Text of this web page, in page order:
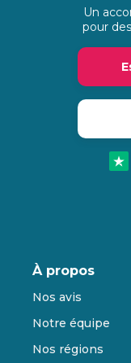
Un
pour
À propos
Nos avis
Notre équipe
Nos régions